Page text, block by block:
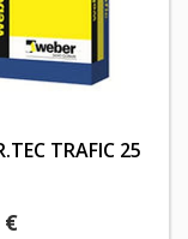
TRAFIC 25
€